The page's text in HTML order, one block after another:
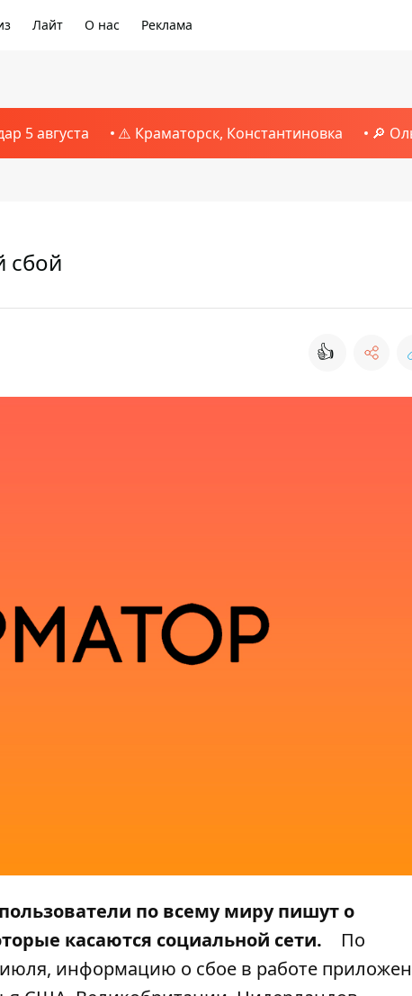
Лайт О нас Реклама
5 августа ⚠️ Краматорск, Константиновка 🔎
сбой
👍
по всему миру пишут о
касаются социальной сети.
По
информацию о сбое в работе